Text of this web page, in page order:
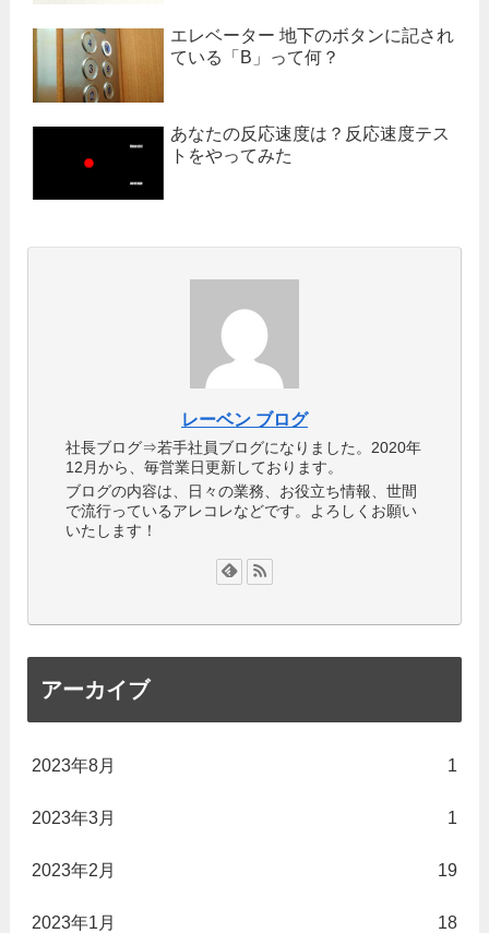
エレベーター 地下のボタンに記され
ている「B」って何？
あなたの反応速度は？反応速度テス
トをやってみた
レーベン ブログ
社長ブログ⇒若手社員ブログになりました。2020年
12月から、毎営業日更新しております。
ブログの内容は、日々の業務、お役立ち情報、世間
で流行っているアレコレなどです。よろしくお願い
いたします！
アーカイブ
2023年8月 1
2023年3月 1
2023年2月 19
2023年1月 18